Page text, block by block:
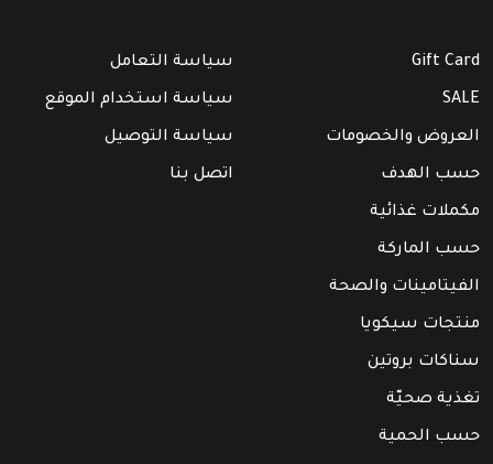
Gift Card
SALE
العروض والخصومات
حسب الهدف
مكملات غذائية
حسب الماركة
الفيتامينات والصحة
منتجات سيكويا
سناكات بروتين
تغذية صحيّة
حسب الحمية
سياسة التعامل
سياسة استخدام الموقع
سياسة التوصيل
اتصل بنا